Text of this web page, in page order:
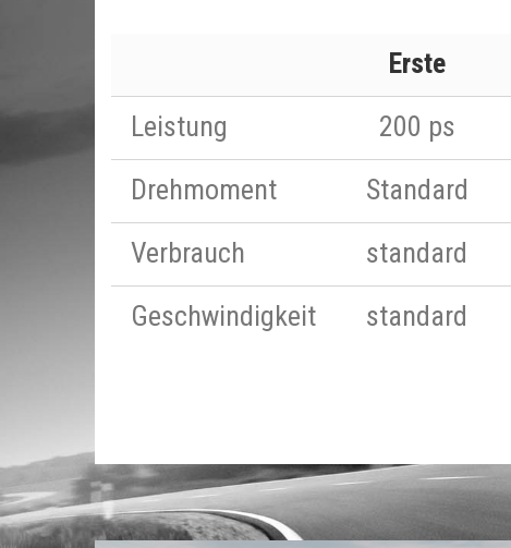
Erste
Leistung
200 ps
Drehmoment
Standard
Verbrauch
standard
Geschwindigkeit
standard